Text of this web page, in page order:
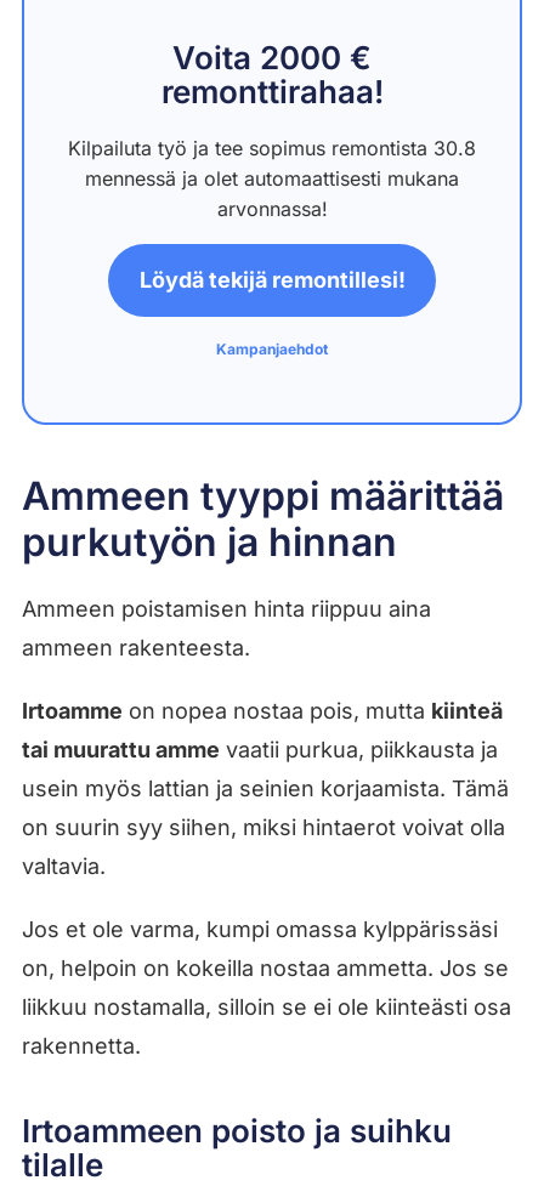
Voita 2000 €
remonttirahaa!
Kilpailuta työ ja tee sopimus remontista 30.8
mennessä ja olet automaattisesti mukana
arvonnassa!
Löydä tekijä remontillesi!
Kampanjaehdot
Ammeen tyyppi määrittää
purkutyön ja hinnan
Ammeen poistamisen hinta riippuu aina
ammeen rakenteesta.
Irtoamme on nopea nostaa pois, mutta kiinteä
tai muurattu amme vaatii purkua, piikkausta ja
usein myös lattian ja seinien korjaamista. Tämä
on suurin syy siihen, miksi hintaerot voivat olla
valtavia.
Jos et ole varma, kumpi omassa kylppärissäsi
on, helpoin on kokeilla nostaa ammetta. Jos se
liikkuu nostamalla, silloin se ei ole kiinteästi osa
rakennetta.
Irtoammeen poisto ja suihku
tilalle